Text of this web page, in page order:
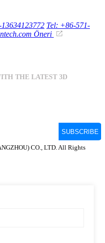
Tel: +86-571-
Öneri
CO., LTD. All Rights